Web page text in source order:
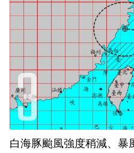
白海豚颱風強度稍減、暴